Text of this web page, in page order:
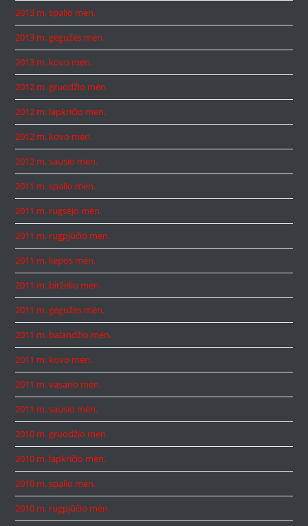
2013 m. spalio mėn.
2013 m. gegužės mėn.
2013 m. kovo mėn.
2012 m. gruodžio mėn.
2012 m. lapkričio mėn.
2012 m. kovo mėn.
2012 m. sausio mėn.
2011 m. spalio mėn.
2011 m. rugsėjo mėn.
2011 m. rugpjūčio mėn.
2011 m. liepos mėn.
2011 m. birželio mėn.
2011 m. gegužės mėn.
2011 m. balandžio mėn.
2011 m. kovo mėn.
2011 m. vasario mėn.
2011 m. sausio mėn.
2010 m. gruodžio mėn.
2010 m. lapkričio mėn.
2010 m. spalio mėn.
2010 m. rugpjūčio mėn.